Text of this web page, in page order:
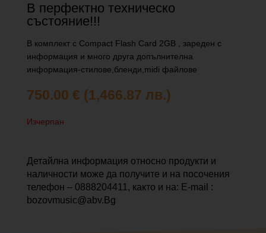
В перфектно техническо
състояние!!!
В комплект с Compact Flash Card 2GB , зареден с
информация и много друга допълнителна
информация-стилове,бленди,midi файлове
750.00 € (1,466.87 лв.)
Изчерпан
Детайлна информация относно продукти и
наличности може да получите и на посочения
телефон – 0888204411, както и на: E-mail :
bozovmusic@abv.Bg